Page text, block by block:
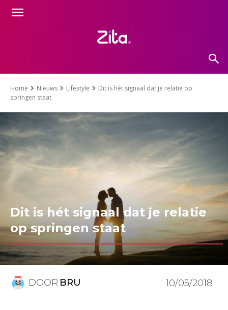
Home Nieuws Lifestyle
Dit is hét signaal dat je relatie op
springen staat
Dit is hét signaal dat je relatie
op springen staat
DOOR BRU 10/05/2018